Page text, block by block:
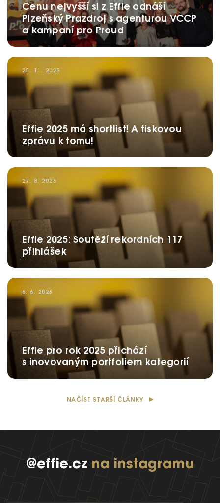
EFFIE 2026
O EFFIE
AKTUALITY
VÝSLEDKY
Ročník 2025
Ročník 2024
Ročník 2022
Ročník 2021
Ročník 2020
Ročník 2019
GALERIE
KONTAKTY
Cenu nejvyšší si z Effie odnáší
Plzeňský Prazdroj s agenturou VCCP
a kampaní pro Proud
25. 11. 2025
Effie 2025 má shortlist! A tiskovou
zprávu k tomu!
27. 8. 2025
Effie 2025: Soutěží rekordních 117
přihlášek
6. 6. 2025
Effie pro rok 2025 přichází
s inovovaným portfoliem kategorií
NAČÍST STARŠÍ ČLÁNKY
@effie.cz na instagramu